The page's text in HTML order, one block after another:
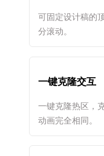
可固定设计稿的
分滚动。
一键克隆交互
一键克隆热区，
动画完全相同。